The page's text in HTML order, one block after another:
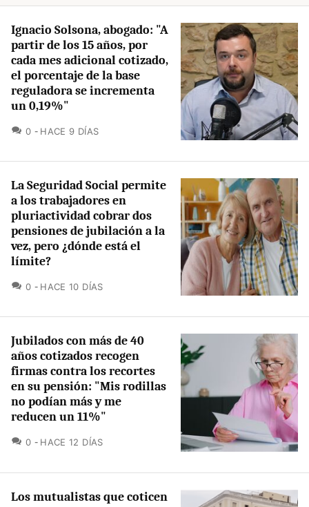
Ignacio Solsona, abogado: "A
partir de los 15 años, por
cada mes adicional cotizado,
el porcentaje de la base
reguladora se incrementa
un 0,19%"
0 COMENTARIOS
HACE 9 DÍAS
La Seguridad Social permite
a los trabajadores en
pluriactividad cobrar dos
pensiones de jubilación a la
vez, pero ¿dónde está el
límite?
0 COMENTARIOS
HACE 10 DÍAS
Jubilados con más de 40
años cotizados recogen
firmas contra los recortes
en su pensión: "Mis rodillas
no podían más y me
reducen un 11%"
0 COMENTARIOS
HACE 12 DÍAS
Los mutualistas que coticen